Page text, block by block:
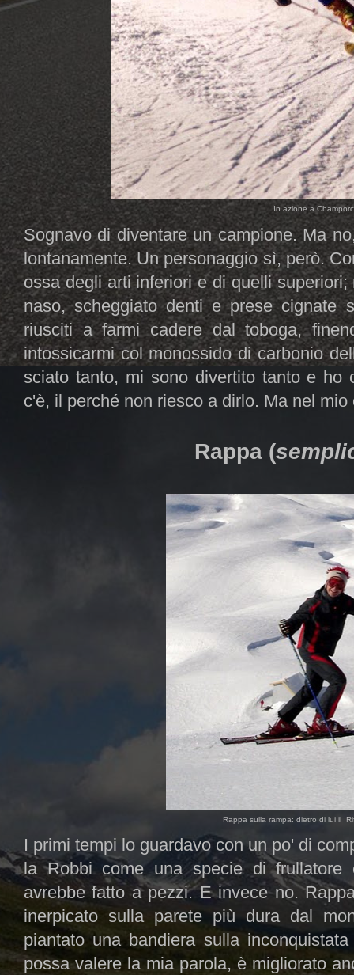
In azione a
Sognavo di diventare un campione. Ma
lontanamente. Un personaggio sì, però.
ossa degli arti inferiori e di quelli
naso, scheggiato denti e prese cignate
riusciti a farmi cadere dal toboga,
intossicarmi col monossido di carbonio
sciato tanto, mi sono divertito tanto e ho
c'è, il perché non riesco a dirlo. Ma nel
Rappa (
Rappa sulla rampa: dietro di lui il
I primi tempi lo guardavo con un po' di
la Robbi come una specie di
avrebbe fatto a pezzi. E invece no.
inerpicato sulla parete più dura dal
piantato una bandiera sulla
possa valere la mia parola, è migliorato